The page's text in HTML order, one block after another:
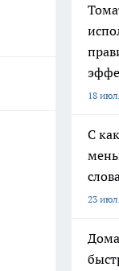
18
С
23